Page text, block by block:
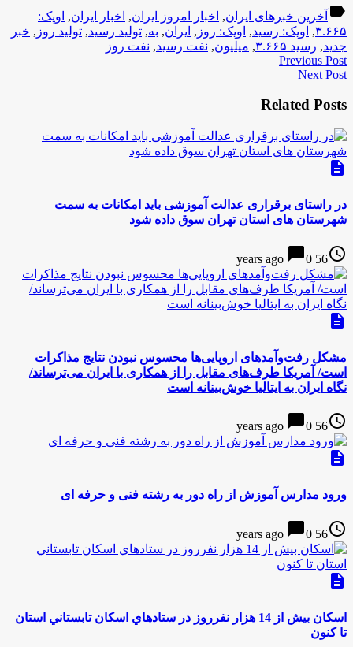
label آخرین خبرهای ایران, اخبار امروز ایران, اخبار ایران, اوپک:
۳.۶۶۵, اوپک: رسید, اوپک: روز , ایران, به, تولید رسید, تولید روز , خبر
جدید, رسید ۳.۶۶۵ , میلیون, نفت رسید, نفت روز
Previous Post
Next Post
Related Posts
description
در راستای برقراری عدالت آموزشی باید امکانات به سمت
شهرستان های استان تهران سوق داده شود
access_time
56 years ago
chat_bubble0
description
مشکل رفت‌وآمدهای اروپایی‌ها محسوس نبودن نتایج مذاکرات
است/ آمریکا طرف‌های مقابل را از همکاری با ایران می‌ترساند/
نگاه ایران به ایتالیا خوش‌بینانه است
access_time
56 years ago
chat_bubble0
description
ورود مدارس آموزش از راه دور به رشته فنی و حرفه ای
access_time
56 years ago
chat_bubble0
description
اسكان بيش از 14 هزار نفرروز در ستادهاي اسكان تابستاني استان
تا كنون